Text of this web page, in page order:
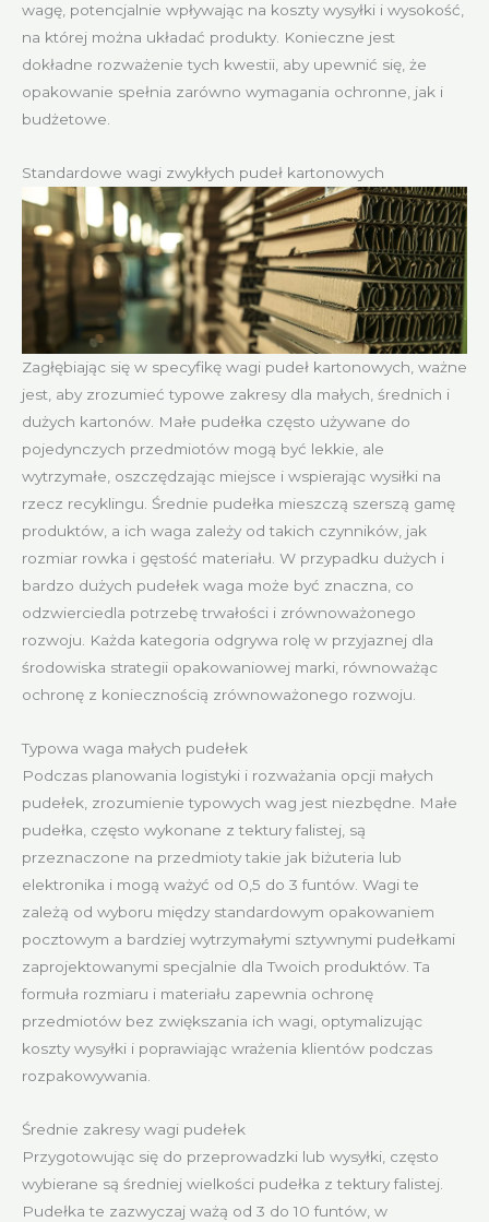
wagę, potencjalnie wpływając na koszty wysyłki i wysokość,
na której można układać produkty. Konieczne jest
dokładne rozważenie tych kwestii, aby upewnić się, że
opakowanie spełnia zarówno wymagania ochronne, jak i
budżetowe.
Standardowe wagi zwykłych pudeł kartonowych
Zagłębiając się w specyfikę wagi pudeł kartonowych, ważne
jest, aby zrozumieć typowe zakresy dla małych, średnich i
dużych kartonów. Małe pudełka często używane do
pojedynczych przedmiotów mogą być lekkie, ale
wytrzymałe, oszczędzając miejsce i wspierając wysiłki na
rzecz recyklingu. Średnie pudełka mieszczą szerszą gamę
produktów, a ich waga zależy od takich czynników, jak
rozmiar rowka i gęstość materiału. W przypadku dużych i
bardzo dużych pudełek waga może być znaczna, co
odzwierciedla potrzebę trwałości i zrównoważonego
rozwoju. Każda kategoria odgrywa rolę w przyjaznej dla
środowiska strategii opakowaniowej marki, równoważąc
ochronę z koniecznością zrównoważonego rozwoju.
Typowa waga małych pudełek
Podczas planowania logistyki i rozważania opcji małych
pudełek, zrozumienie typowych wag jest niezbędne. Małe
pudełka, często wykonane z tektury falistej, są
przeznaczone na przedmioty takie jak biżuteria lub
elektronika i mogą ważyć od 0,5 do 3 funtów. Wagi te
zależą od wyboru między standardowym opakowaniem
pocztowym a bardziej wytrzymałymi sztywnymi pudełkami
zaprojektowanymi specjalnie dla Twoich produktów. Ta
formuła rozmiaru i materiału zapewnia ochronę
przedmiotów bez zwiększania ich wagi, optymalizując
koszty wysyłki i poprawiając wrażenia klientów podczas
rozpakowywania.
Średnie zakresy wagi pudełek
Przygotowując się do przeprowadzki lub wysyłki, często
wybierane są średniej wielkości pudełka z tektury falistej.
Pudełka te zazwyczaj ważą od 3 do 10 funtów, w